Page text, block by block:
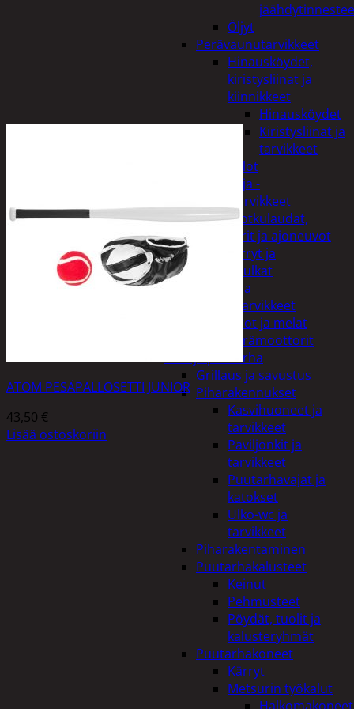
Öljyt
Perävaunutarvikkeet
Hinausköydet,
kiristysliinat ja
kiinnikkeet
Hinausköydet
Kiristysliinat ja
tarvikkeet
Valot
Rengas ja -
vannetarvikkeet
Sähköpotkulaudat,
skootterit ja ajoneuvot
Tukkikärryt ja
juontopulkat
Veneet ja
veneilytarvikkeet
Airot ja melat
Perämoottorit
Piha ja puutarha
Grillaus ja savustus
Piharakennukset
Kasvihuoneet ja
tarvikkeet
Paviljonkit ja
tarvikkeet
Puutarhavajat ja
katokset
Ulko-wc ja
tarvikkeet
Piharakentaminen
Puutarhakalusteet
Keinut
Pehmusteet
Pöydät, tuolit ja
kalusteryhmät
Puutarhakoneet
Kärryt
Metsurin työkalut
ATOM PESÄPALLOSETTI JUNIOR
43,50 €
Lisää ostoskoriin